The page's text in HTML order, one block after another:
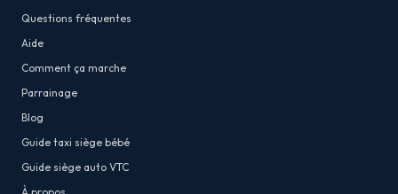
Questions fréquentes
Aide
Comment ça marche
Parrainage
Blog
Guide taxi siège bébé
Guide siège auto VTC